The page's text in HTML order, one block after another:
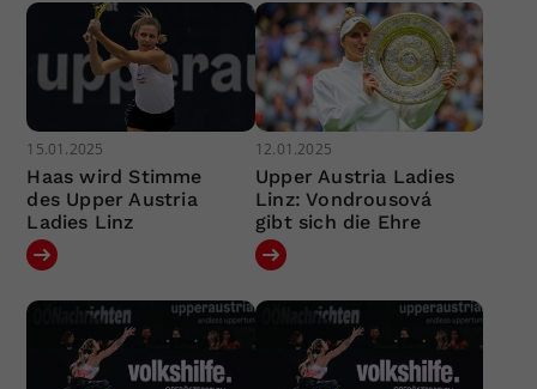
15.01.2025
Haas wird Stimme
des Upper Austria
Ladies Linz
12.01.2025
Upper Austria Ladies
Linz: Vondrousová
gibt sich die Ehre